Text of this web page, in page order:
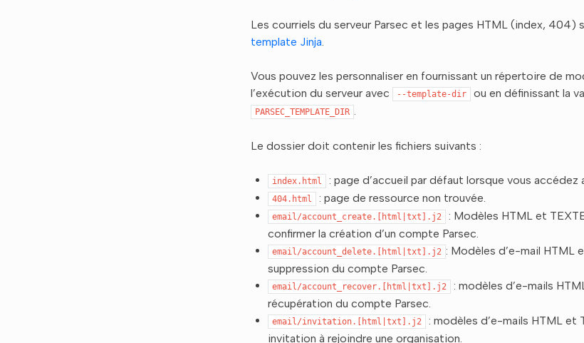
Les courriels du serveur Parsec et les pages HTML (index, 404)
template Jinja.
Vous pouvez les personnaliser en fournissant un répertoire de
l’exécution du serveur avec
--template-dir ou en définissant la
PARSEC_TEMPLATE_DIR .
Le dossier doit contenir les fichiers suivants :
index.html : page d’accueil par défaut lorsque vous accédez
404.html : page de ressource non trouvée.
email/account_create.[html|txt].j2
: Modèles HTML et
confirmer la création d’un compte Parsec.
email/account_delete.[html|txt].j2 : Modèles d’e-mail HTML
suppression du compte Parsec.
email/account_recover.[html|txt].j2
: modèles d’e-mails
récupération du compte Parsec.
email/invitation.[html|txt].j2
: modèles d’e-mails HTML et
invitation à rejoindre une organisation.